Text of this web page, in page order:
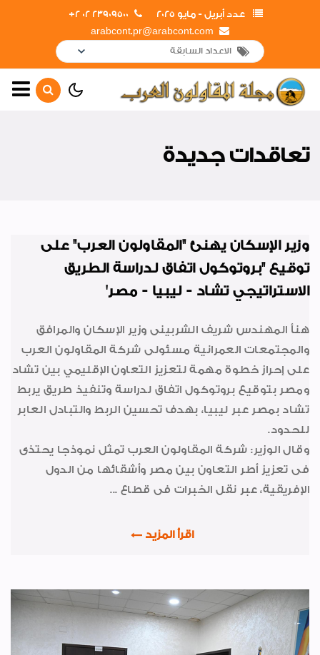
عدد أبريل - مايو 2025
23909500 02 2+
arabcont.pr@arabcont.com
افتتاحات
أخبار من هنا وهناك
صور من العدد
خواطر ايمانية
الواحة
تعاقدات جديدة
وزير الإسكان يهنئ "المقاولون العرب" على
توقيع "بروتوكول اتفاق لدراسة الطريق
الاستراتيجي تشاد - ليبيا - مصر'
هنأ المهندس شريف الشربينى وزير الإسكان والمرافق
والمجتمعات العمرانية مسئولى شركة المقاولون العرب
على إحراز خطوة مهمة لتعزيز التعاون الإقليمي بين تشاد
ومصر بتوقيع بروتوكول اتفاق لدراسة وتنفيذ طريق يربط
تشاد بمصر عبر ليبيا، بهدف تحسين الربط والتبادل العابر
للحدود.
وقال الوزير: شركة المقاولون العرب تمثل نموذجا يحتذى
فى تعزيز أطر التعاون بين مصر وأشقائها من الدول
الإفريقية، عبر نقل الخبرات فى قطاع ...
اقرأ المزيد